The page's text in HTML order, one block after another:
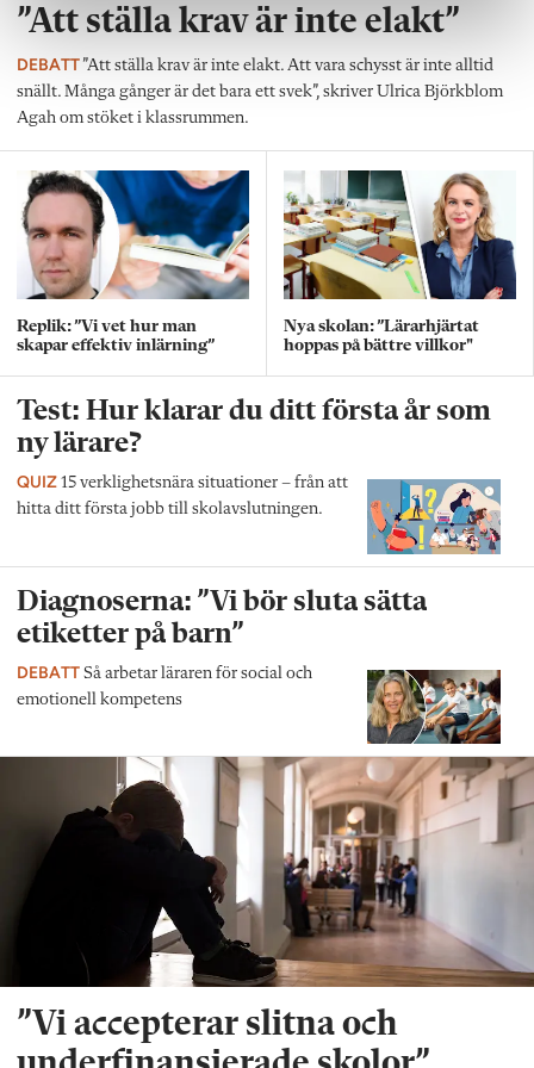
”Att ställa krav är inte elakt”
DEBATT”Att ställa krav är inte elakt. Att vara schysst är inte alltid
snällt. Många gånger är det bara ett svek”, skriver Ulrica Björkblom
Agah om stöket i klassrummen.
Replik: ”Vi vet hur man
skapar effektiv inlärning”
Nya skolan: ”Lärarhjärtat
hoppas på bättre villkor"
Test: Hur klarar du ditt första år som
ny lärare?
QUIZ 15 verklighetsnära situationer – från att
hitta ditt första jobb till skolavslutningen.
Diagnoserna: ”Vi bör sluta sätta
etiketter på barn”
DEBATT Så arbetar läraren för social och
emotionell kompetens
”Vi accepterar slitna och